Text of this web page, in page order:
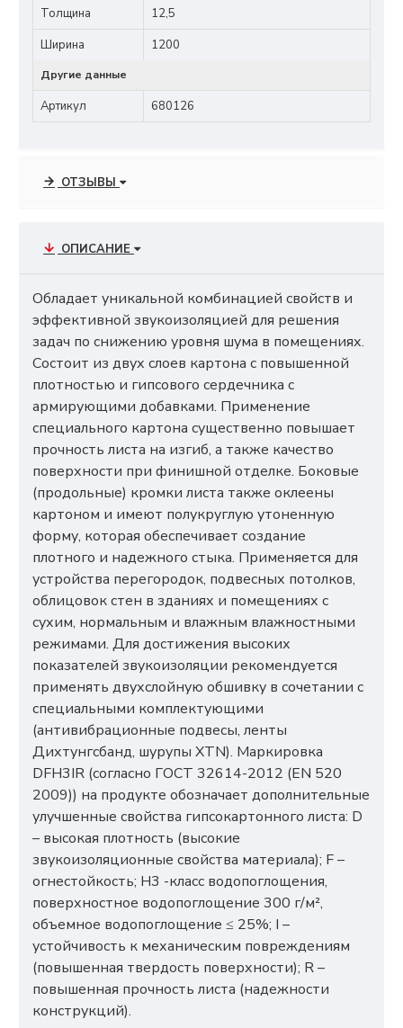
Толщина
12,5
Ширина
1200
Другие данные
Артикул 680126
ОТЗЫВЫ
ОПИСАНИЕ
Обладает уникальной комбинацией свойств и
эффективной звукоизоляцией для решения
задач по снижению уровня шума в помещениях.
Состоит из двух слоев картона с повышенной
плотностью и гипсового сердечника с
армирующими добавками. Применение
специального картона существенно повышает
прочность листа на изгиб, а также качество
поверхности при финишной отделке. Боковые
(продольные) кромки листа также оклеены
картоном и имеют полукруглую утоненную
форму, которая обеспечивает создание
плотного и надежного стыка. Применяется для
устройства перегородок, подвесных потолков,
облицовок стен в зданиях и помещениях с
сухим, нормальным и влажным влажностными
режимами. Для достижения высоких
показателей звукоизоляции рекомендуется
применять двухслойную обшивку в сочетании с
специальными комплектующими
(антивибрационные подвесы, ленты
Дихтунгсбанд, шурупы XTN). Маркировка
DFH3IR (согласно ГОСТ 32614-2012 (EN 520
2009)) на продукте обозначает дополнительные
улучшенные свойства гипсокартонного листа: D
– высокая плотность (высокие
звукоизоляционные свойства материала); F –
огнестойкость; H3 -класс водопоглощения,
поверхностное водопоглощение 300 г/м²,
объемное водопоглощение ≤ 25%; I –
устойчивость к механическим повреждениям
(повышенная твердость поверхности); R –
повышенная прочность листа (надежности
конструкций).